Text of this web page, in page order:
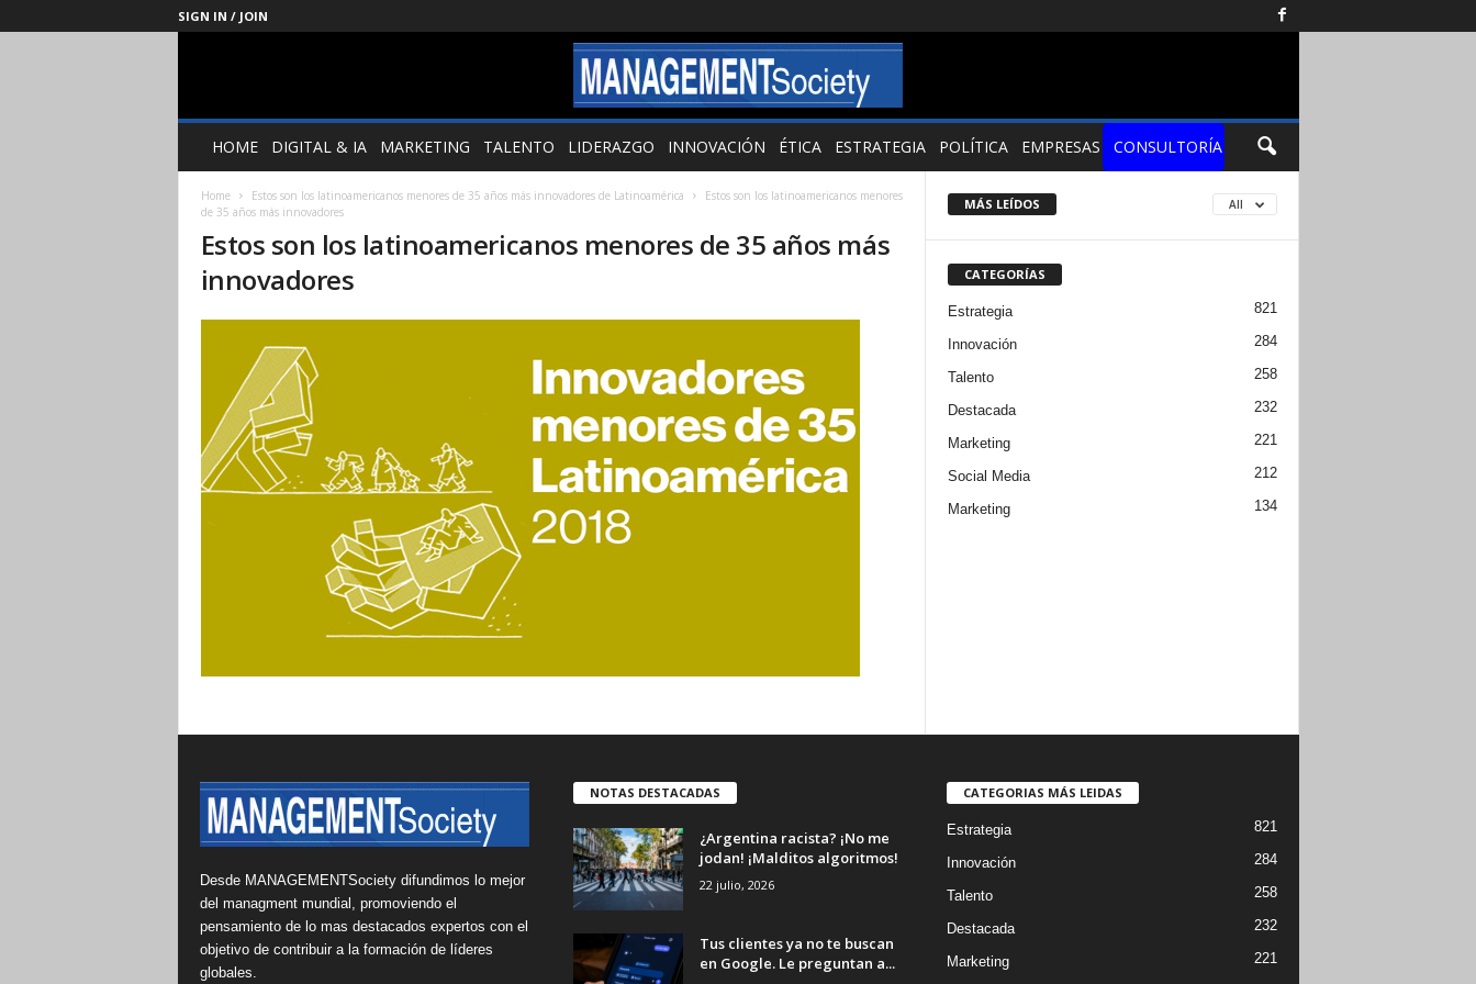
SIGN IN / JOIN
Management
SocietyHOME DIGITAL & IA MARKETING TALENTO LIDERAZGO INNOVACIÓN ÉTICA ESTRATEGIA POLÍTICA EMPRESAS CONSULTORÍA
Home Estos son los latinoamericanos menores de 35 años más innovadores de Latinoamérica
Estos son los latinoamericanos menores
de 35 años más innovadores
Estos son los latinoamericanos menores de 35 años más
innovadores
MÁS LEÍDOS All
CATEGORÍAS
Estrategia 821
Innovación 284
Talento 258
Destacada 232
Marketing 221
Social Media 212
Marketing 134
Desde MANAGEMENTSociety difundimos lo mejor
del managment mundial, promoviendo el
pensamiento de lo mas destacados expertos con el
objetivo de contribuir a la formación de líderes
globales.
NOTAS DESTACADAS
¿Argentina racista? ¡No me
jodan! ¡Malditos algoritmos!
22 julio, 2026
Tus clientes ya no te buscan
en Google. Le preguntan a...
CATEGORIAS MÁS LEIDAS
Estrategia 821
Innovación 284
Talento 258
Destacada 232
Marketing
221